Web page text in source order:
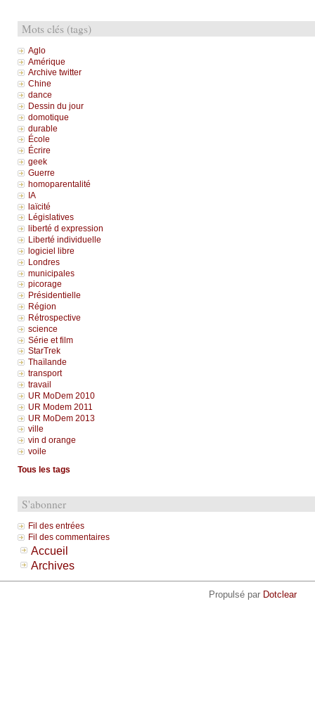
Mots clés (tags)
Aglo
Amérique
Archive twitter
Chine
dance
Dessin du jour
domotique
durable
École
Écrire
geek
Guerre
homoparentalité
IA
laïcité
Législatives
liberté d expression
Liberté individuelle
logiciel libre
Londres
municipales
picorage
Présidentielle
Région
Rétrospective
science
Série et film
StarTrek
Thaïlande
transport
travail
UR MoDem 2010
UR Modem 2011
UR MoDem 2013
ville
vin d orange
voile
Tous les tags
S'abonner
Fil des entrées
Fil des commentaires
Accueil
Archives
Propulsé par Dotclear